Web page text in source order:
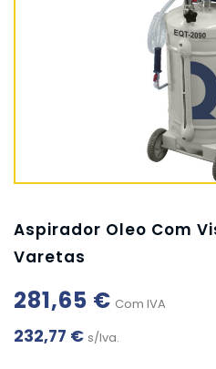
Aspirador Oleo Com
Varetas
281,65 € Com IVA
232,77 € s/Iva.